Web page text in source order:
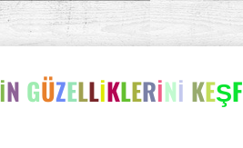
İN GÜZELLİKLERİNİ KEŞF